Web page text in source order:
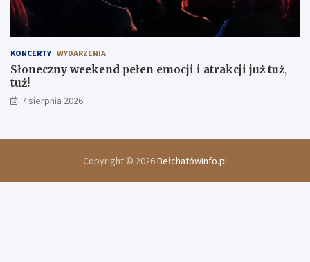
KONCERTY WYDARZENIA
Słoneczny weekend pełen emocji i atrakcji już tuż,
tuż!
7 sierpnia 2026
Copyright © 2026BełchatówInfo.pl